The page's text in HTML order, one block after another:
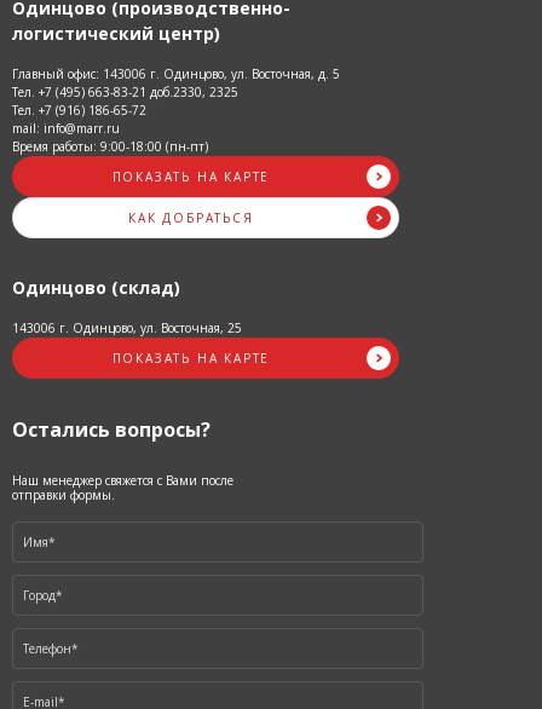
Одинцово (производственно-
логистический центр)
Главный офис: 143006 г. Одинцово, ул. Восточная, д. 5
Тел. +7 (495) 663-83-21 доб.2330, 2325
Тел. +7 (916) 186-65-72
mail: info@marr.ru
Время работы: 9:00-18:00 (пн-пт)
ПОКАЗАТЬ НА КАРТЕ
КАК ДОБРАТЬСЯ
Одинцово (склад)
143006 г. Одинцово, ул. Восточная, 25
ПОКАЗАТЬ НА КАРТЕ
Остались вопросы?
Наш менеджер свяжется с Вами после
отправки формы.